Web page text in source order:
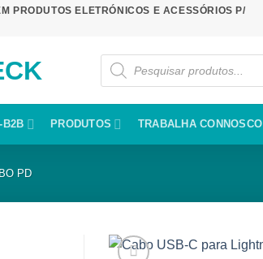
PRODUTOS ELETRÓNICOS E ACESSÓRIOS P/
Products
search
B2B PRODUTOS TRABALHA CONNOSCO
PD